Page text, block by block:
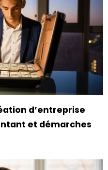
d’entreprise
et démarches